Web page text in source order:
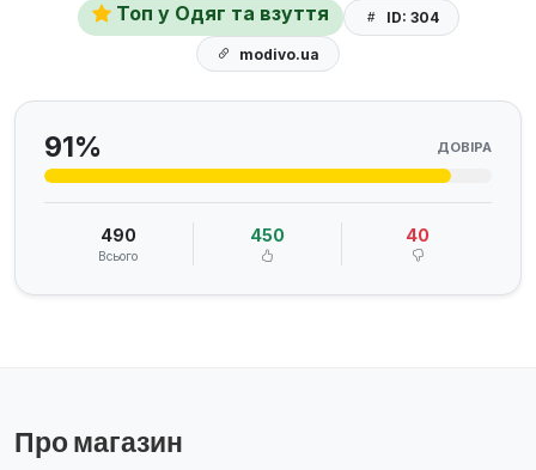
Топ у Одяг та взуття ID: 304
modivo.ua
91% ДОВІРА
490
Всього
450 40
Про магазин